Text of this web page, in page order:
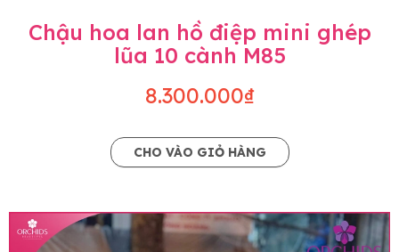
Chậu hoa lan hồ điệp mini ghép
lũa 10 cành M85
8.300.000₫
CHO VÀO GIỎ HÀNG